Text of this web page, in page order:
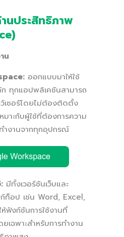
นประสิทธิภาพ
น
ออกแบบมาให้ใช้
ก ทุกแอปพลิเคชันสามารถ
ว์เซอร์โดยไม่ต้องติดตั้ง
มาะกับผู้ใช้ที่ต้องการความ
ำงานจากทุกอุปกรณ์
มีทั้งเวอร์ชันเว็บและ
ท็อป เช่น Word, Excel,
ฟังก์ชันการใช้งานที่
เฉพาะสำหรับการทำงาน